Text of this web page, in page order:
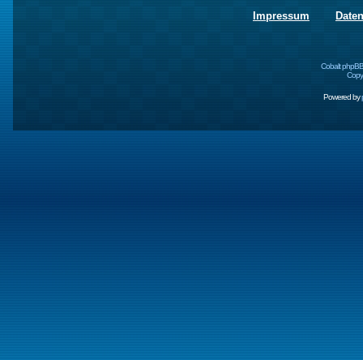
Impressum
Cobalt
Powered by